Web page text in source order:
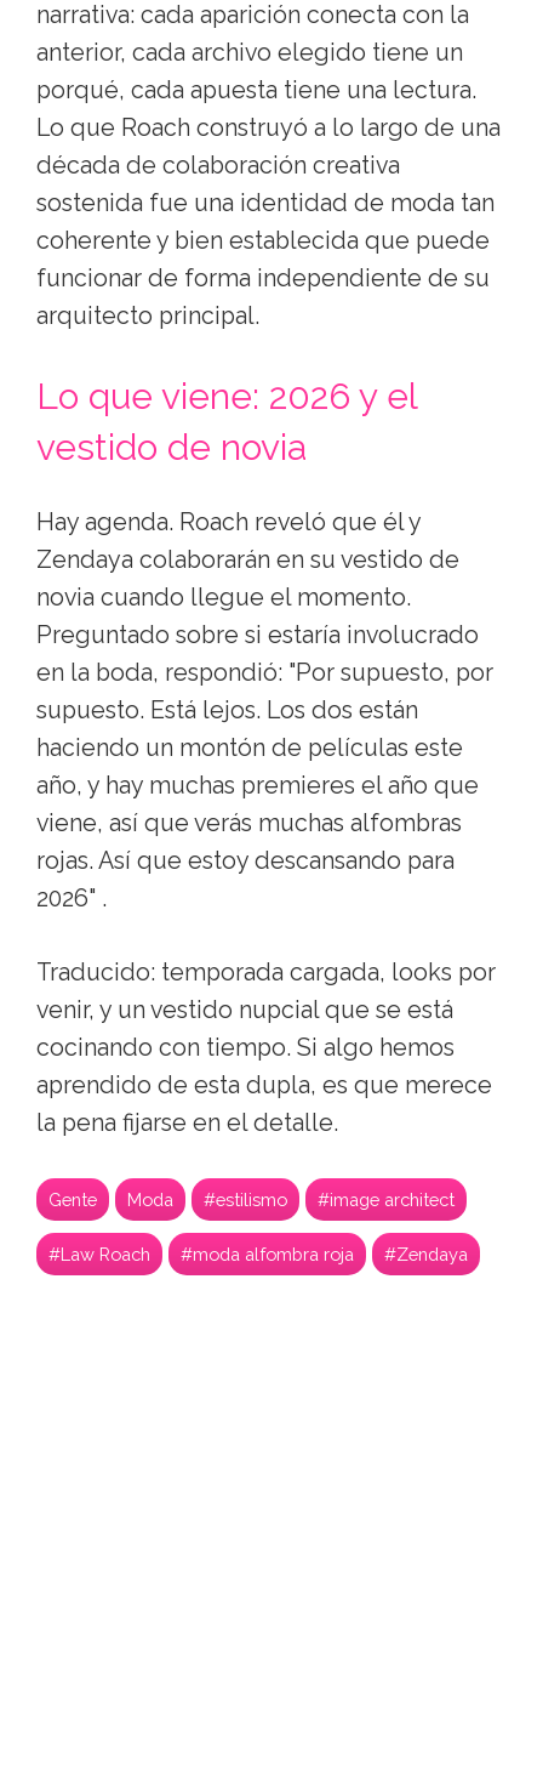
narrativa: cada aparición conecta con la
anterior, cada archivo elegido tiene un
porqué, cada apuesta tiene una lectura.
Lo que Roach construyó a lo largo de una
década de colaboración creativa
sostenida fue una identidad de moda tan
coherente y bien establecida que puede
funcionar de forma independiente de su
arquitecto principal.
Lo que viene: 2026 y el
vestido de novia
Hay agenda. Roach reveló que él y
Zendaya colaborarán en su vestido de
novia cuando llegue el momento.
Preguntado sobre si estaría involucrado
en la boda, respondió: "Por supuesto, por
supuesto. Está lejos. Los dos están
haciendo un montón de películas este
año, y hay muchas premieres el año que
viene, así que verás muchas alfombras
rojas. Así que estoy descansando para
2026" .
Traducido: temporada cargada, looks por
venir, y un vestido nupcial que se está
cocinando con tiempo. Si algo hemos
aprendido de esta dupla, es que merece
la pena fijarse en el detalle.
Gente Moda #estilismo #image architect
#Law Roach #moda alfombra roja #Zendaya